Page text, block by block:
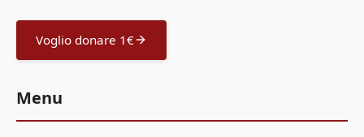
Voglio donare 1€
Menu